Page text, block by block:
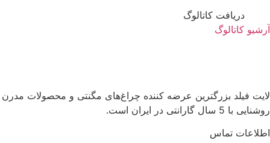
دریافت کاتالوگ
آرشیو کاتالوگ
لایت فیلد بزرگترین عرضه کننده چراغ‌های مگنتی و محصولات مدرن
روشنایی با 5 سال گارانتی در ایران است.
اطلاعات تماس